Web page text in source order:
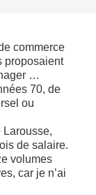
commerce
proposaient
…
70, de
ou
Larousse,
de salaire.
volumes
car je n’ai